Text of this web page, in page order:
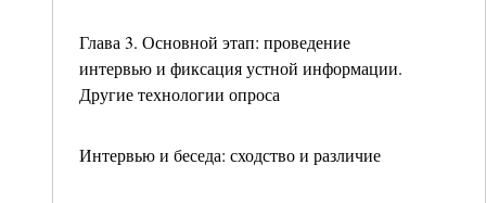
Глава 3. Основной этап: проведение
интервью и фиксация устной информации.
Другие технологии опроса
Интервью и беседа: сходство и различие